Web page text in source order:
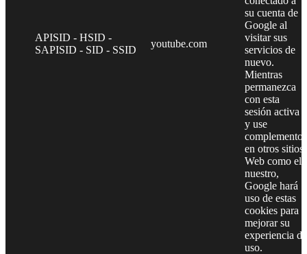
APISID - HSID -
SAPISID - SID - SSID
youtube.com
su cuenta de
Google al
visitar sus
servicios de
nuevo.
Mientras
permanezca
con esta
sesión activa
y use
complementos
en otros sitios
Web como el
nuestro,
Google hará
uso de estas
cookies para
mejorar su
experiencia de
uso.